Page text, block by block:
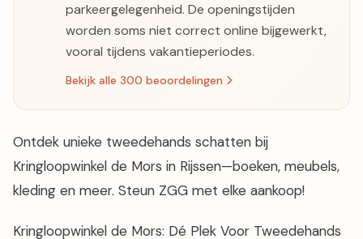
parkeergelegenheid. De openingstijden
worden soms niet correct online bijgewerkt,
vooral tijdens vakantieperiodes.
Bekijk alle 300 beoordelingen
Ontdek unieke tweedehands schatten bij
Kringloopwinkel de Mors in Rijssen—boeken, meubels,
kleding en meer. Steun ZGG met elke aankoop!
Kringloopwinkel de Mors: Dé Plek Voor Tweedehands